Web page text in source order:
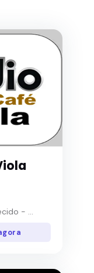
- ...